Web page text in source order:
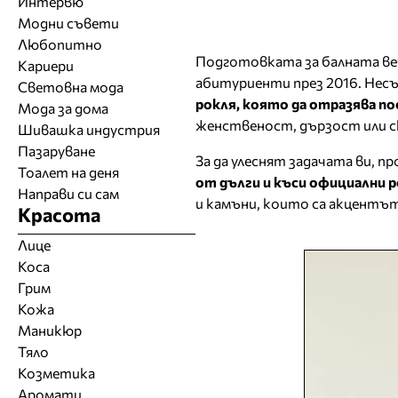
Подготовката за балната
абитуриенти през 2016.
рокля, която да отразява
женственост, дързост или
За да улеснят задачата ви,
от дълги и къси официални
и камъни, които са
Модни съвети
Любопитно
Кариери
Световна мода
Мода за дома
Шивашка индустрия
Пазаруване
Тоалет на деня
Направи си сам
Красота
Лице
Коса
Грим
Кожа
Маникюр
Тяло
Козметика
Аромати